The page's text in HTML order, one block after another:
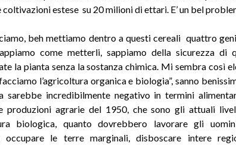
coltivazioni estese su 20 milioni di ettari. E’ un bel
beh mettiamo dentro a questi cereali quattro
come metterli, sappiamo della sicurezza di
la pianta senza la sostanza chimica. Mi sembra così
l’agricoltura organica e biologia”, sanno
sarebbe incredibilmente negativo in termini
produzioni agrarie del 1950, che sono gli attuali
biologica, quanto dovrebbero lavorare gli
occupare le terre marginali, disboscare intere